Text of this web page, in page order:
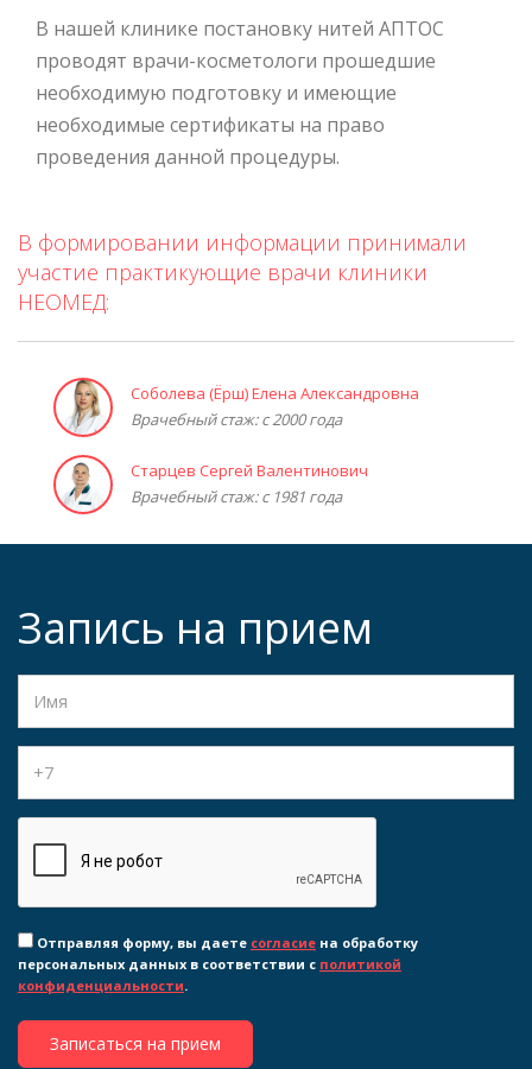
В нашей клинике постановку нитей АПТОС
проводят врачи-косметологи прошедшие
необходимую подготовку и имеющие
необходимые сертификаты на право
проведения данной процедуры.
В формировании информации принимали
участие практикующие врачи клиники
НЕОМЕД:
Соболева (Ёрш) Елена Александровна
Врачебный стаж: с 2000 года
Старцев Сергей Валентинович
Врачебный стаж: с 1981 года
Запись на прием
Отправляя форму, вы даете согласие на обработку
персональных данных в соответствии с политикой
конфиденциальности.
Записаться на прием